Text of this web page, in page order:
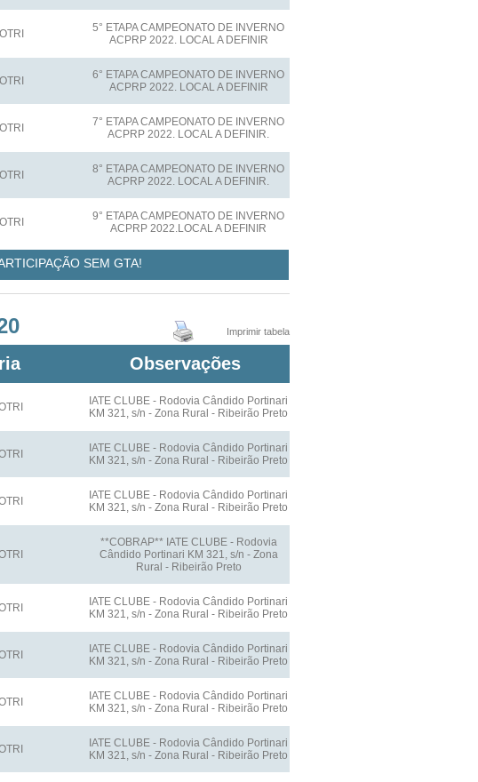
5° ETAPA CAMPEONATO DE INVERNO
ACPRP 2022. LOCAL A DEFINIR
6° ETAPA CAMPEONATO DE INVERNO
ACPRP 2022. LOCAL A DEFINIR
7° ETAPA CAMPEONATO DE INVERNO
ACPRP 2022. LOCAL A DEFINIR.
8° ETAPA CAMPEONATO DE INVERNO
ACPRP 2022. LOCAL A DEFINIR.
9° ETAPA CAMPEONATO DE INVERNO
ACPRP 2022.LOCAL A DEFINIR
SEM GTA!
Imprimir tabela
Observações
IATE CLUBE - Rodovia Cândido Portinari
KM 321, s/n - Zona Rural - Ribeirão Preto
IATE CLUBE - Rodovia Cândido Portinari
KM 321, s/n - Zona Rural - Ribeirão Preto
IATE CLUBE - Rodovia Cândido Portinari
KM 321, s/n - Zona Rural - Ribeirão Preto
**COBRAP** IATE CLUBE - Rodovia
Cândido Portinari KM 321, s/n - Zona
Rural - Ribeirão Preto
IATE CLUBE - Rodovia Cândido Portinari
KM 321, s/n - Zona Rural - Ribeirão Preto
IATE CLUBE - Rodovia Cândido Portinari
KM 321, s/n - Zona Rural - Ribeirão Preto
IATE CLUBE - Rodovia Cândido Portinari
KM 321, s/n - Zona Rural - Ribeirão Preto
IATE CLUBE - Rodovia Cândido Portinari
KM 321, s/n - Zona Rural - Ribeirão Preto